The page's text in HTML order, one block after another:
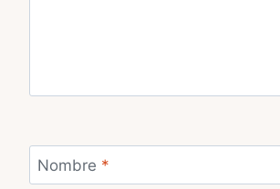
Nombre *